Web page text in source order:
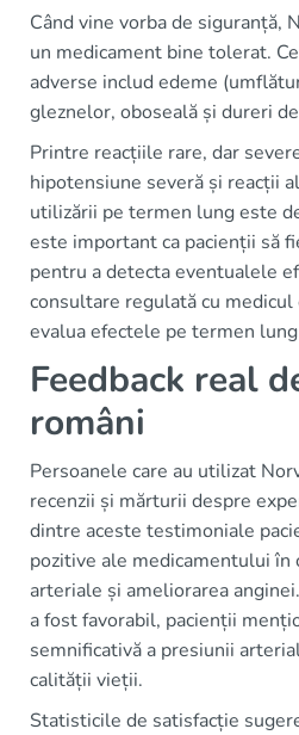
Când vine vorba de siguranță,
un medicament bine tolerat.
adverse includ edeme
gleznelor, oboseală și dureri
Printre reacțiile rare, dar
hipotensiune severă și reacții
utilizării pe termen lung este
este important ca pacienții să
pentru a detecta eventualele
consultare regulată cu
evalua efectele pe termen
Feedback real
români
Persoanele care au utilizat
recenzii și mărturii despre
dintre aceste testimoniale
pozitive ale medicamentului
arteriale și ameliorarea
a fost favorabil, pacienții
semnificativă a presiunii
calității vieții.
Statisticile de satisfacție